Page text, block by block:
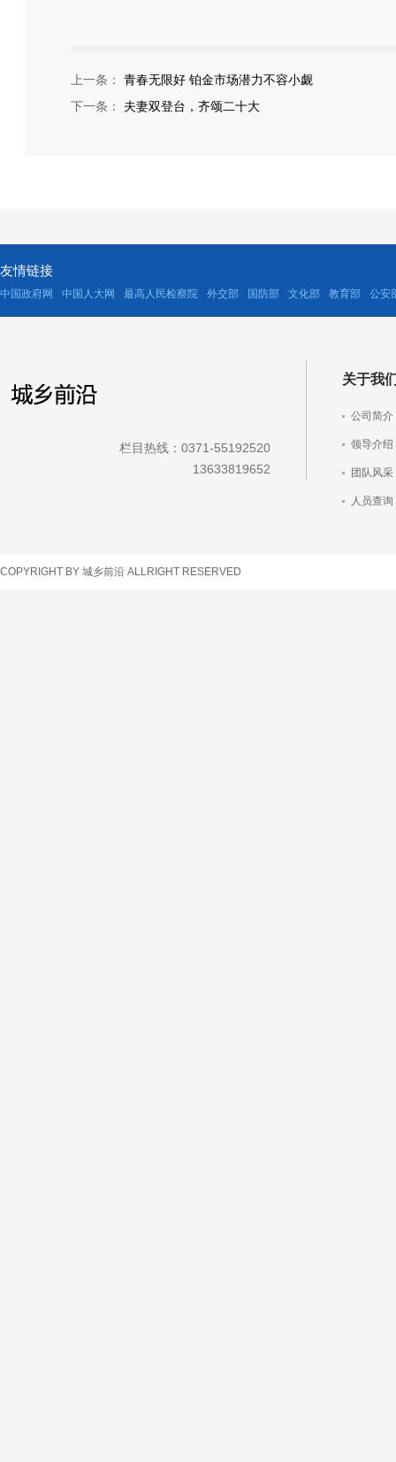
上一条： 青春无限好 铂金市场潜力不容小觑
下一条： 夫妻双登台，齐颂二十大
友情链接
中国政府网 中国人大网 最高人民检察院 外交部 国防部 文化部 教育部 公安
栏目热线：0371-55192520
13633819652
关于我
公司简介
领导介绍
团队风采
人员查询
COPYRIGHT BY 城乡前沿 ALLRIGHT RESERVED